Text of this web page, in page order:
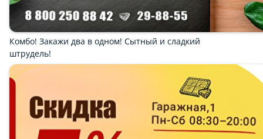
ПИРОГИ
ШТРУДЕЛИ